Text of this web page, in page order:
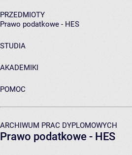
PRZEDMIOTY
Prawo podatkowe - HES
STUDIA
AKADEMIKI
POMOC
ARCHIWUM PRAC DYPLOMOWYCH
Prawo podatkowe - HES